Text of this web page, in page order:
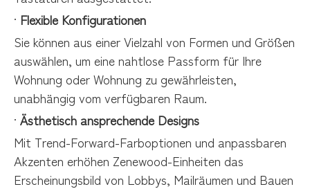
· Flexible Konfigurationen
Sie können aus einer Vielzahl von Formen und Größen
auswählen, um eine nahtlose Passform für Ihre
Wohnung oder Wohnung zu gewährleisten,
unabhängig vom verfügbaren Raum.
· Ästhetisch ansprechende Designs
Mit Trend-Forward-Farboptionen und anpassbaren
Akzenten erhöhen Zenewood-Einheiten das
Erscheinungsbild von Lobbys, Mailräumen und Bauen